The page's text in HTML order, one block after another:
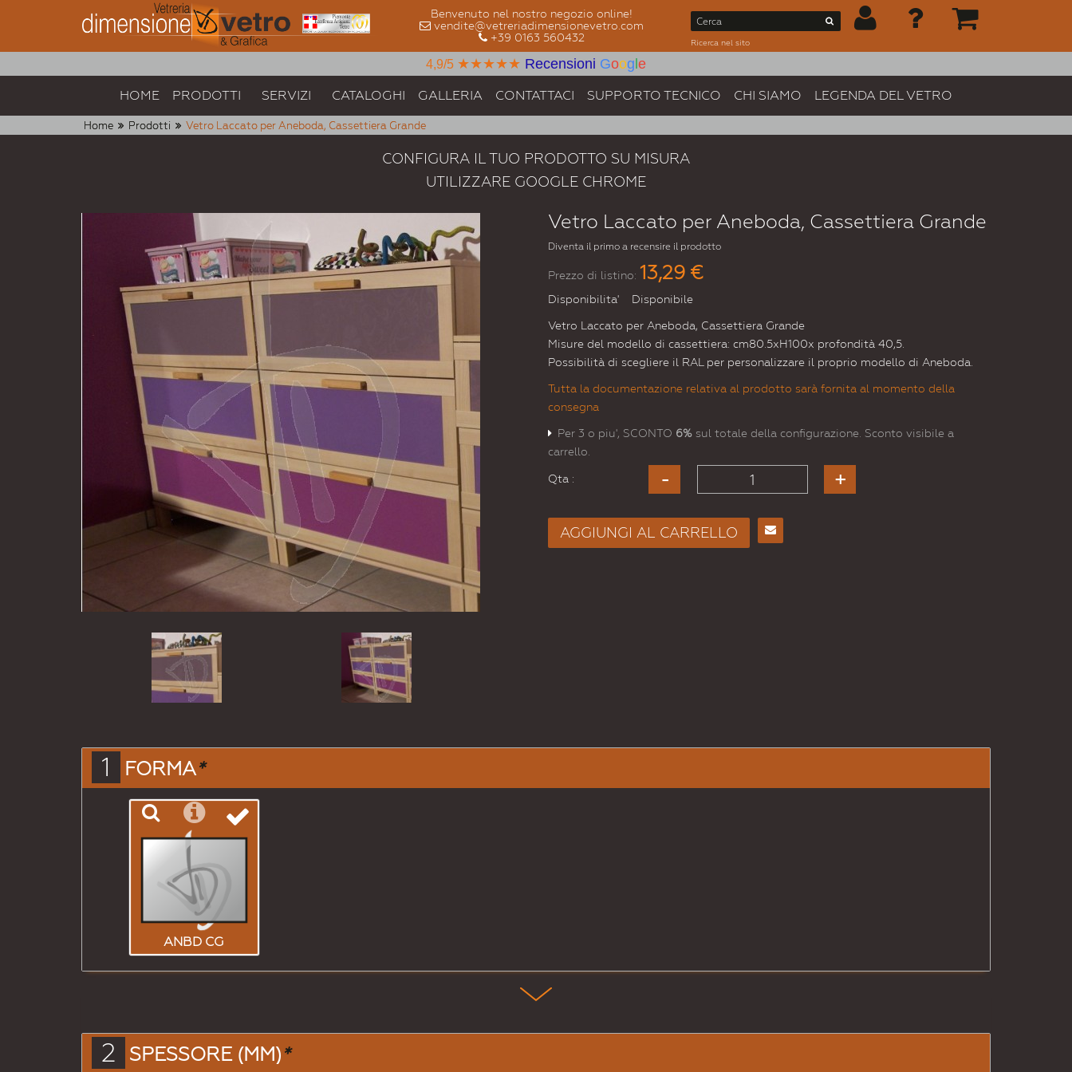
Benvenuto nel nostro negozio online!
vendite@vetreriadimensionevetro.com
+39 0163 560432
Ricerca nel sito
4,9/5 ★★★★★ Recensioni Goog e
HOME PRODOTTI SERVIZI CATALOGHI GALLERIA CONTATTACI SUPPORTO TECNICO CHI SIAMO LEGENDA DEL VETRO
Home Prodotti Vetro Laccato per Aneboda, Cassettiera Grande
CONFIGURA IL TUO PRODOTTO SU MISURA
UTILIZZARE GOOGLE CHROME
Vetro Laccato per Aneboda, Cassettiera Grande
Diventa il primo a recensire il prodotto
Prezzo di listino: 13,29 €
Disponibilita' Disponibile
Vetro Laccato per Aneboda, Cassettiera Grande
Misure del modello di cassettiera: cm80.5xH100x profondità 40,5.
Possibilità di scegliere il RAL per personalizzare il proprio modello di Aneboda.
Tutta la documentazione relativa al prodotto sarà fornita al momento della
consegna
Per 3 o piu', SCONTO 6% sul totale della configurazione. Sconto visibile a
carrello.
Qta :
AGGIUNGI AL CARRELLO
1 FORMA*
ANBD CG
2 SPESSORE (MM)*